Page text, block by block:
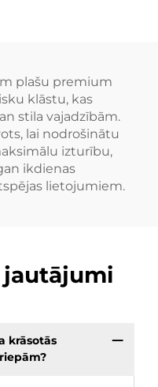
plašu premium
klāstu, kas
stila vajadzībām.
lai nodrošinātu
izturību,
ikdienas
lietojumiem.
jautājumi
krāsotās